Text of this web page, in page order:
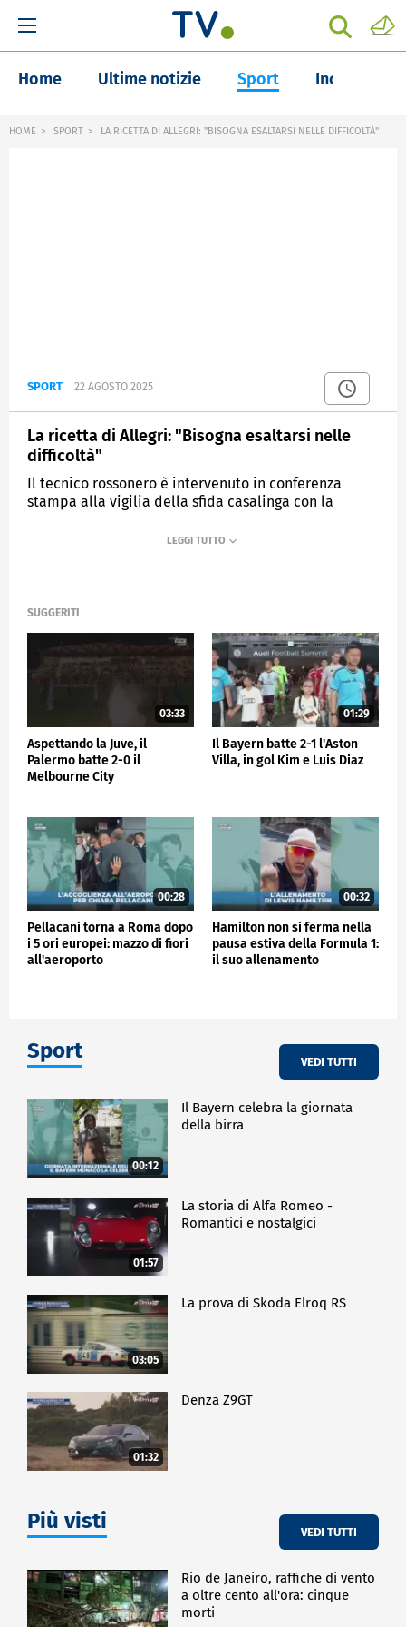
Home Ultime notizie Sport Inchieste
HOME SPORT LA RICETTA DI ALLEGRI: "BISOGNA ESALTARSI NELLE DIFFICOLTÀ"
SPORT 22 AGOSTO 2025
La ricetta di Allegri: "Bisogna esaltarsi nelle
difficoltà"
Il tecnico rossonero è intervenuto in conferenza
stampa alla vigilia della sfida casalinga con la
SUGGERITI
03:33
Aspettando la Juve, il
Palermo batte 2-0 il
Melbourne City
01:29
Il Bayern batte 2-1 l'Aston
Villa, in gol Kim e Luis Diaz
00:28
Pellacani torna a Roma dopo
i 5 ori europei: mazzo di fiori
all'aeroporto
00:32
Hamilton non si ferma nella
pausa estiva della Formula 1:
il suo allenamento
Sport VEDI TUTTI
00:12
Il Bayern celebra la giornata
della birra
01:57
La storia di Alfa Romeo -
Romantici e nostalgici
03:05
La prova di Skoda Elroq RS
01:32
Denza Z9GT
Più visti VEDI TUTTI
Rio de Janeiro, raffiche di vento
a oltre cento all'ora: cinque
morti